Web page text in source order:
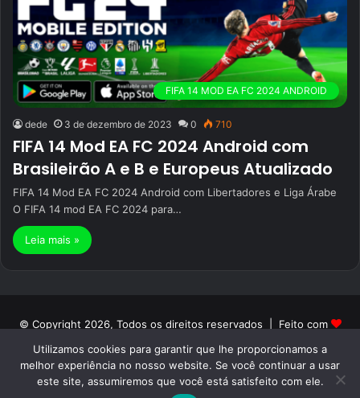
FIFA 14 MOD EA FC 2024 ANDROID
dede 3 de dezembro de 2023 0 710
FIFA 14 Mod EA FC 2024 Android com
Brasileirão A e B e Europeus Atualizado
FIFA 14 Mod EA FC 2024 Android com Libertadores e Liga Árabe
O FIFA 14 mod EA FC 2024 para…
Leia mais »
© Copyright 2026, Todos os direitos reservados | Feito com
por Patrick PH | Orgulhosamente hospedado por ON NETWORK
Início
Termos de Uso
Politica de Privacidade
Utilizamos cookies para garantir que lhe proporcionamos a
melhor experiência no nosso website. Se você continuar a usar
este site, assumiremos que você está satisfeito com ele.